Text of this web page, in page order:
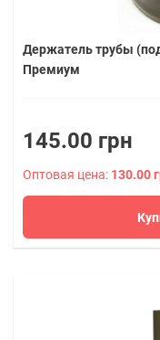
Держатель трубы
Премиум
145.00 грн
Оптовая цена: 130.00